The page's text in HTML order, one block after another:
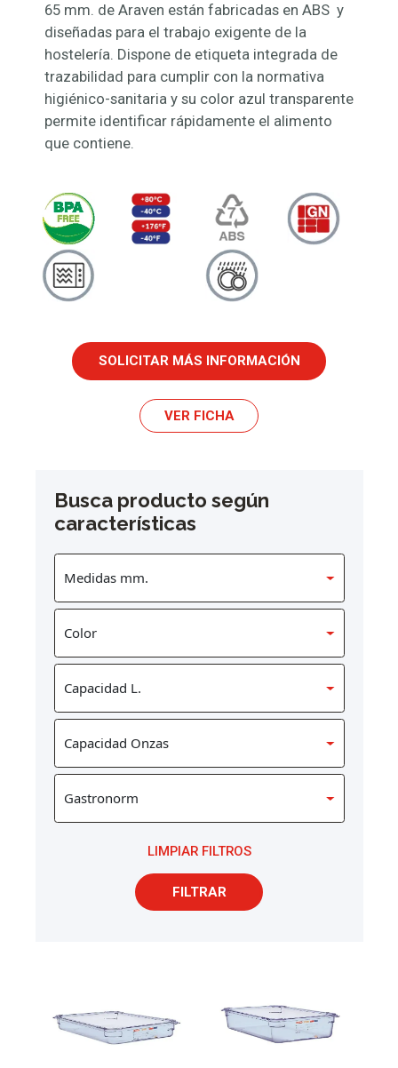
65 mm. de Araven están fabricadas en ABS y
diseñadas para el trabajo exigente de la
hostelería. Dispone de etiqueta integrada de
trazabilidad para cumplir con la normativa
higiénico-sanitaria y su color azul transparente
permite identificar rápidamente el alimento
que contiene.
SOLICITAR MÁS INFORMACIÓN
VER FICHA
Busca producto según
características
LIMPIAR FILTROS
FILTRAR